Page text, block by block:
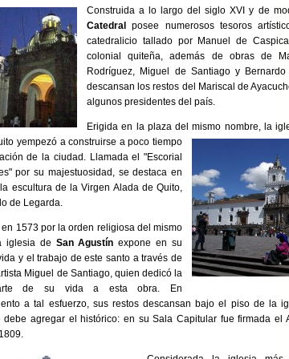
Construida a lo largo del siglo XVI y de
Catedral
posee numerosos tesoros
catedralicio tallado por Manuel de
colonial quiteña, además de obras de
Rodríguez, Miguel de Santiago y
descansan los restos del Mariscal de
algunos presidentes del país.
Erigida en la plaza del mismo nombre, la
yempezó a construirse a poco tiempo
de la ciudad. Llamada el "Escorial
por su majestuosidad, se destaca en
escultura de la Virgen Alada de Quito,
de Legarda.
en 1573 por la orden religiosa del mismo
iglesia de San Agustín expone en su
y el trabajo de este santo a través de
Miguel de Santiago, quien dedicó la
de su vida a esta obra. En
a tal esfuerzo, sus restos descansan bajo el piso de la
debe agregar el histórico: en su Sala Capitular fue firmada el